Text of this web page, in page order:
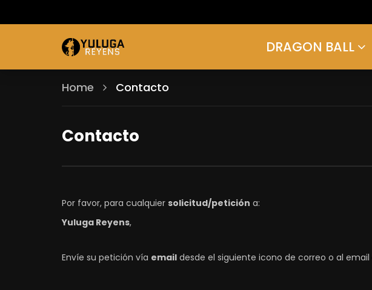
DRAGON BALL
Home Contacto
Contacto
Por favor, para cualquier solicitud/petición a:
Yuluga Reyens,
Envíe su petición vía email desde el siguiente icono de correo o al email